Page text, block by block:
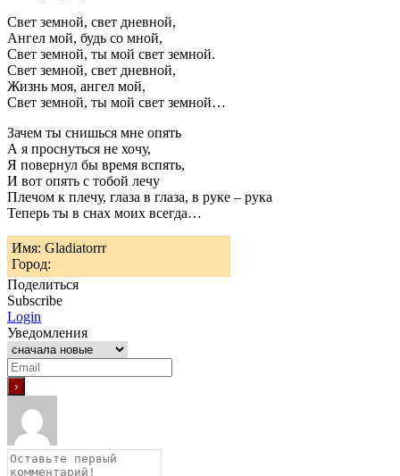
Свет земной, свет дневной,
Ангел мой, будь со мной,
Свет земной, ты мой свет земной.
Свет земной, свет дневной,
Жизнь моя, ангел мой,
Свет земной, ты мой свет земной…
Зачем ты снишься мне опять
А я проснуться не хочу,
Я повернул бы время вспять,
И вот опять с тобой лечу
Плечом к плечу, глаза в глаза, в руке – рука
Теперь ты в снах моих всегда…
Имя: Gladiatorrr
Город:
Поделиться
Subscribe
Login
Уведомления